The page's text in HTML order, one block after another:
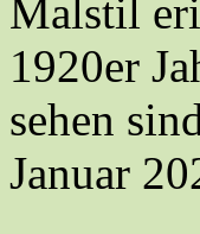
Malstil
1920er
sehen
Januar